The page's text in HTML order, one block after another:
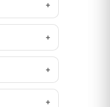
+
+
+
+